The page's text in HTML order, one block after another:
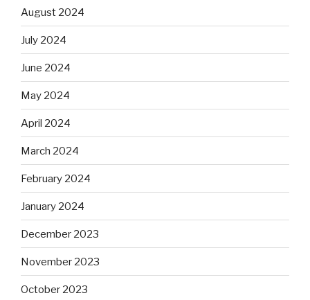
August 2024
July 2024
June 2024
May 2024
April 2024
March 2024
February 2024
January 2024
December 2023
November 2023
October 2023